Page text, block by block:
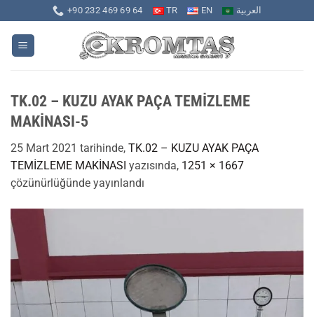
atla
+90 232 469 69 64 TR EN العربية
TK.02 – KUZU AYAK PAÇA TEMİZLEME
MAKİNASI-5
25 Mart 2021 tarihinde, TK.02 – KUZU AYAK PAÇA
TEMİZLEME MAKİNASI yazısında, 1251 × 1667
çözünürlüğünde yayınlandı